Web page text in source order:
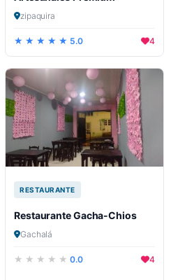
zipaquira
5.0 4
RESTAURANTE
Restaurante Gacha-Chios
Gachalá
0.0 4